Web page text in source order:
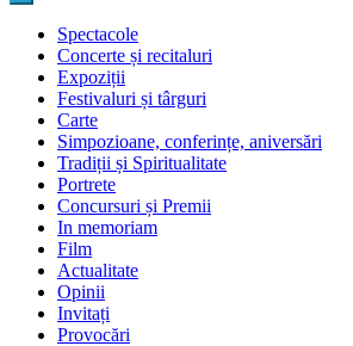
Spectacole
Concerte și recitaluri
Expoziții
Festivaluri și târguri
Carte
Simpozioane, conferințe, aniversări
Tradiții și Spiritualitate
Portrete
Concursuri și Premii
In memoriam
Film
Actualitate
Opinii
Invitați
Provocări